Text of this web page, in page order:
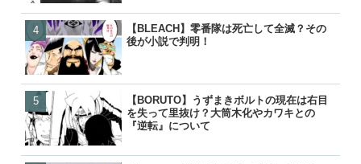
【BLEACH】零番隊は死亡して全滅？その
後が小説で判明！
【BORUTO】うずまきボルトの現在は右目
を失って里抜け？大筒木化やカワキとの
『逆転』について
【BLEACH】零番隊は死亡
【BLEACH】護廷十三隊の
覧！初代から10年後まで歴
【BLEACH】零番隊は死亡
【BORUTO】九喇嘛（クラ
粒子モードとナルトとの別
【BORUTO】九喇嘛（クラ
【呪術廻戦】五条悟が復活
経緯と宿儺との決戦はいつ